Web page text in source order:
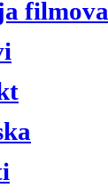
filmova